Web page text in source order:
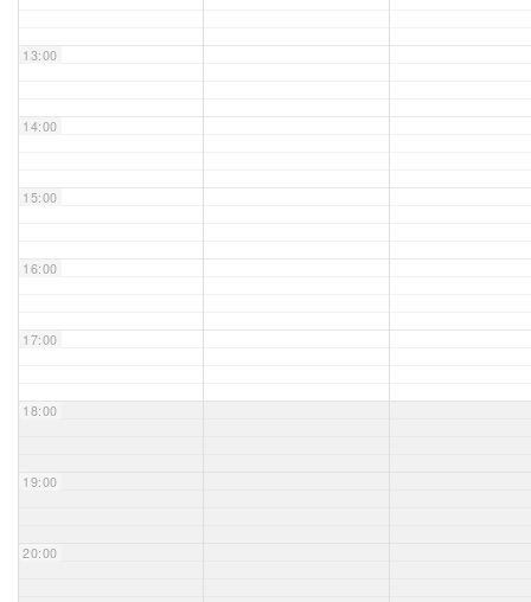
Unser Bijou
VS-Intern
13:00
14:00
15:00
16:00
17:00
18:00
19:00
20:00